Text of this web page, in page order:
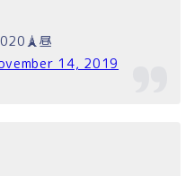
昼
14, 2019